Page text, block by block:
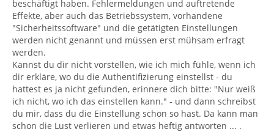
beschäftigt haben. Fehlermeldungen und auftretende
Effekte, aber auch das Betriebssystem, vorhandene
"Sicherheitssoftware" und die getätigten Einstellungen
werden nicht genannt und müssen erst mühsam erfragt
werden.
Kannst du dir nicht vorstellen, wie ich mich fühle, wenn ich
dir erkläre, wo du die Authentifizierung einstellst - du
hattest es ja nicht gefunden, erinnere dich bitte: "Nur weiß
ich nicht, wo ich das einstellen kann." - und dann schreibst
du mir, dass du die Einstellung schon so hast. Da kann man
schon die Lust verlieren und etwas heftig antworten ... .